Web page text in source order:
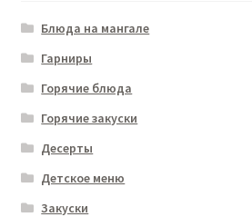
Блюда на мангале
Гарниры
Горячие блюда
Горячие закуски
Десерты
Детское меню
Закуски